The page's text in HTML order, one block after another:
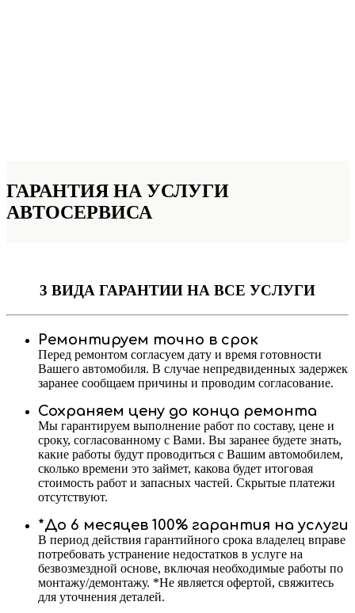
ГАРАНТИЯ НА УСЛУГИ
АВТОСЕРВИСА
3 ВИДА ГАРАНТИИ НА ВСЕ УСЛУГИ
Ремонтируем точно в срок
Перед ремонтом согласуем дату и время готовности
Вашего автомобиля. В случае непредвиденных задержек
заранее сообщаем причины и проводим согласование.
Сохраняем цену до конца ремонта
Мы гарантируем выполнение работ по составу, цене и
сроку, согласованному с Вами. Вы заранее будете знать,
какие работы будут проводиться с Вашим автомобилем,
сколько времени это займет, какова будет итоговая
стоимость работ и запасных частей. Скрытые платежи
отсутствуют.
*До 6 месяцев 100% гарантия на услуги
В период действия гарантийного срока владелец вправе
потребовать устранение недостатков в услуге на
безвозмездной основе, включая необходимые работы по
монтажу/демонтажу. *Не является офертой, свяжитесь
для уточнения деталей.